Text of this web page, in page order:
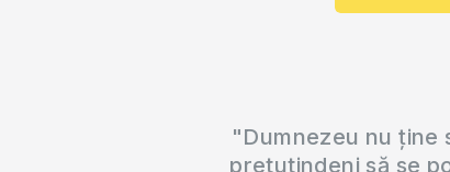
"Dumnezeu nu ține
pretutindeni să se